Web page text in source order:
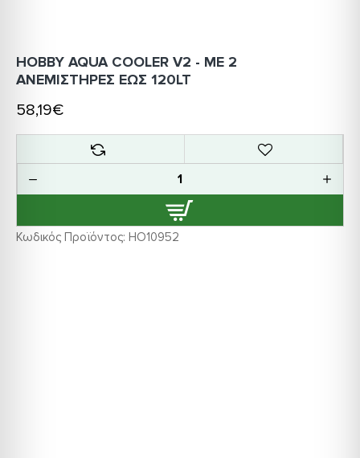
Κωδικός Προϊόντος: HO10952
HOBBY AQUA COOLER V2 - ΜΕ 2
ΑΝΕΜΙΣΤΗΡΕΣ ΕΩΣ 120LT
58,19€